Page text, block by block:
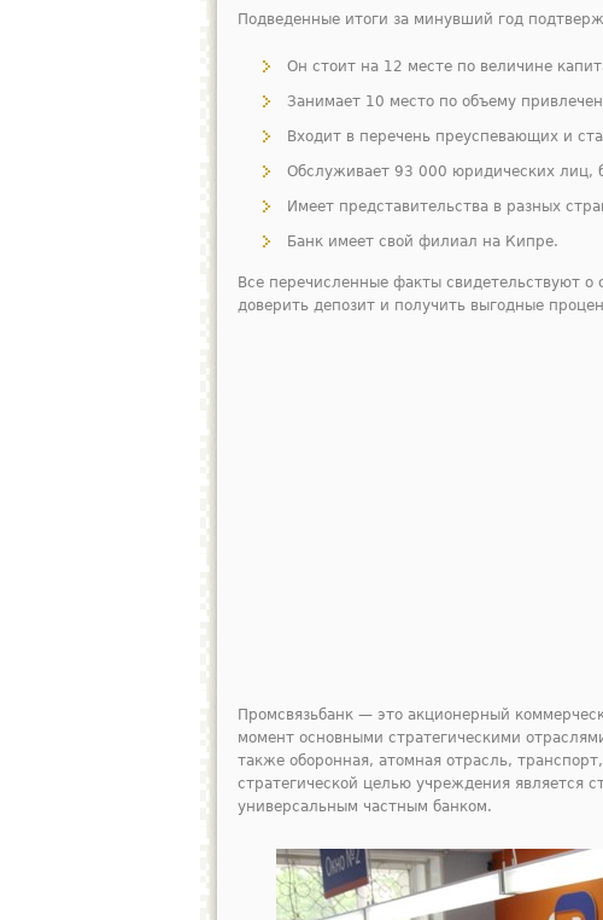
Подведенные итоги за минувший год
Он стоит на 12 месте по величине
Занимает 10 место по объему
Входит в перечень преуспевающих и
Обслуживает 93 000 юридических лиц,
Имеет представительства в разных
Банк имеет свой филиал на Кипре.
Все перечисленные факты свидетельствуют
доверить депозит и получить выгодные
Промсвязьбанк — это акционерный
момент основными стратегическими
также оборонная, атомная отрасль,
стратегической целью учреждения является
универсальным частным банком.